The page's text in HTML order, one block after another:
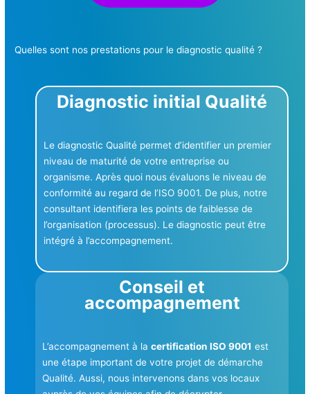
Quelles sont nos prestations pour le diagnostic qualité ?
Diagnostic initial Qualité
Le diagnostic Qualité permet d’identifier un premier
niveau de maturité de votre entreprise ou
organisme. Après quoi nous évaluons le niveau de
conformité au regard de l’ISO 9001. De plus, notre
consultant identifiera les points de faiblesse de
l’organisation (processus). Le diagnostic peut être
intégré à l’accompagnement.
Conseil et
accompagnement
L’accompagnement à lacertification ISO 9001 est
une étape important de votre projet de démarche
Qualité. Aussi, nous intervenons dans vos locaux